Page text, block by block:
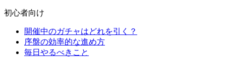
初心者向け
開催中のガチャはどれを引く？
序盤の効率的な進め方
毎日やるべきこと